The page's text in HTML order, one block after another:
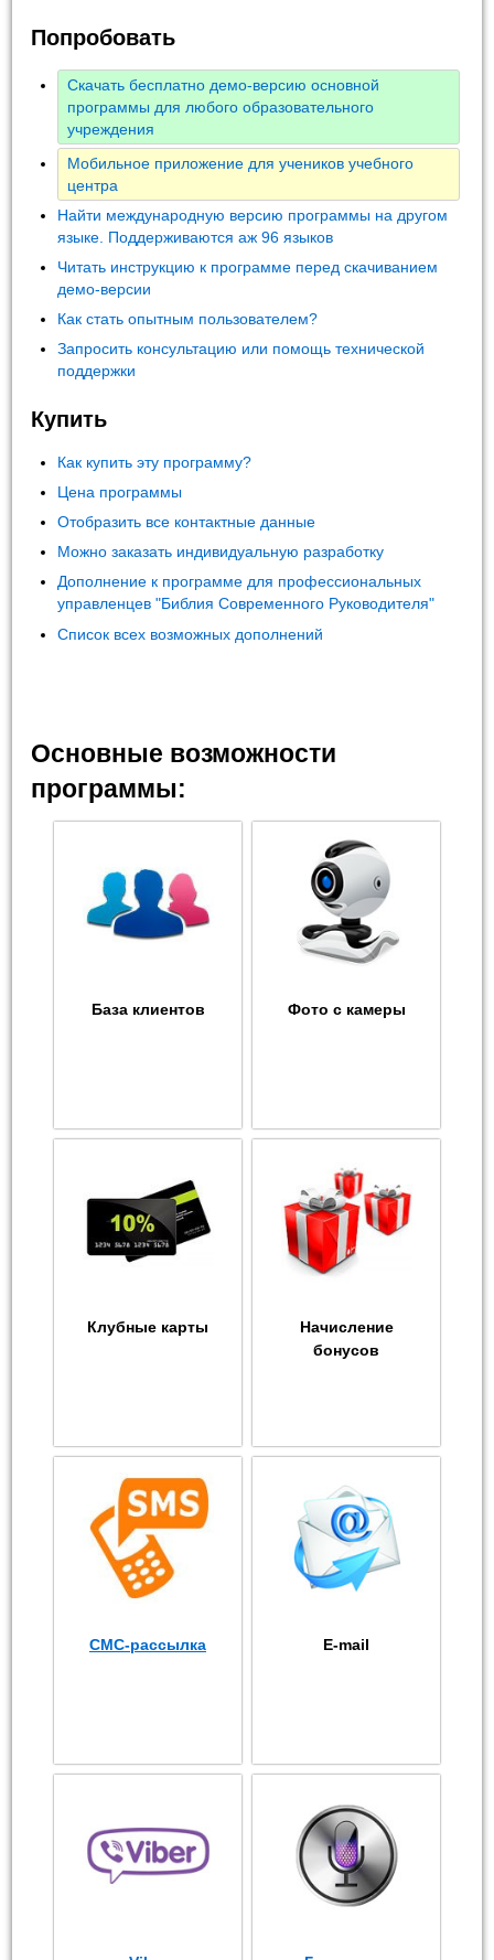
Попробовать
Скачать бесплатно демо-версию основной
программы для любого образовательного
учреждения
Мобильное приложение для учеников учебного
центра
Найти международную версию программы на другом
языке. Поддерживаются аж 96 языков
Читать инструкцию к программе перед скачиванием
демо-версии
Как стать опытным пользователем?
Запросить консультацию или помощь технической
поддержки
Купить
Как купить эту программу?
Цена программы
Отобразить все контактные данные
Можно заказать индивидуальную разработку
Дополнение к программе для профессиональных
управленцев "Библия Современного Руководителя"
Список всех возможных дополнений
Основные возможности
программы:
База клиентов Фото с камеры
Клубные карты
Начисление
бонусов
СМС-рассылка E-mail